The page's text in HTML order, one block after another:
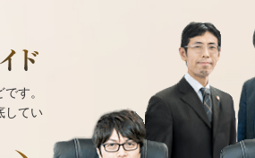
す。
してい